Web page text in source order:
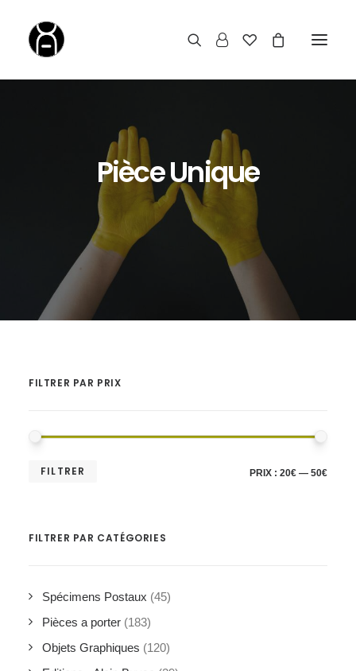
Pièce Unique
FILTRER PAR PRIX
PRIX
PRIX
FILTRER PRIX : 20€ — 50€
FILTRER PAR CATÉGORIES
Spécimens Postaux (45)
Pièces a porter (183)
Objets Graphiques (120)